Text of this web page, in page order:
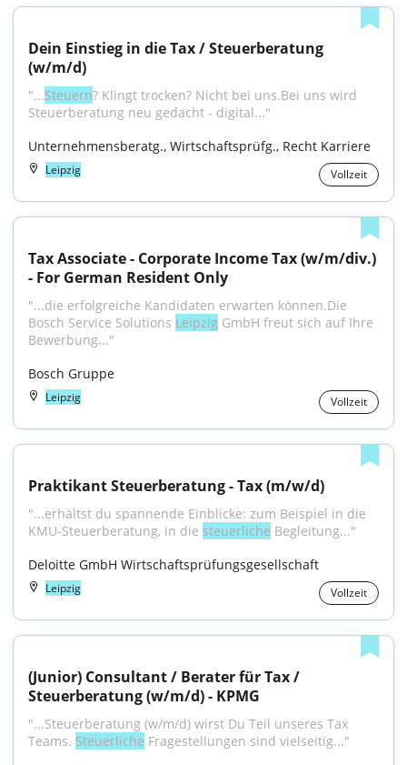
Dein Einstieg in die Tax / Steuerberatung
(w/m/d)
"...Steuern? Klingt trocken? Nicht bei uns.Bei uns wird
Steuerberatung neu gedacht - digital..."
Unternehmensberatg., Wirtschaftsprüfg., Recht Karriere
Leipzig Vollzeit
Tax Associate - Corporate Income Tax (w/m/div.)
- For German Resident Only
"...die erfolgreiche Kandidaten erwarten können.Die
Bosch Service Solutions Leipzig GmbH freut sich auf Ihre
Bewerbung..."
Bosch Gruppe
Leipzig Vollzeit
Praktikant Steuerberatung - Tax (m/w/d)
"...erhältst du spannende Einblicke: zum Beispiel in die
KMU-Steuerberatung, in die steuerliche Begleitung..."
Deloitte GmbH Wirtschaftsprüfungsgesellschaft
Leipzig Vollzeit
(Junior) Consultant / Berater für Tax /
Steuerberatung (w/m/d) - KPMG
"...Steuerberatung (w/m/d) wirst Du Teil unseres Tax
Teams. Steuerliche Fragestellungen sind vielseitig..."